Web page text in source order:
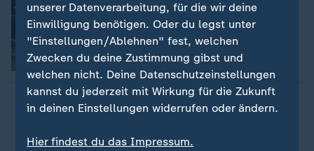
RB klettert auf Rang vier
:
Leipzig macht gegen TSG zur Pause
alles klar
von Moritz Zschau
Zeige mir mehr
unserer Datenverarbeitung, für die wir deine
Einwilligung benötigen. Oder du legst unter
"Einstellungen/Ablehnen" fest, welchen
Zwecken du deine Zustimmung gibst und
welchen nicht. Deine Datenschutzeinstellungen
kannst du jederzeit mit Wirkung für die Zukunft
in deinen Einstellungen widerrufen oder ändern.
Hier findest du das Impressum.